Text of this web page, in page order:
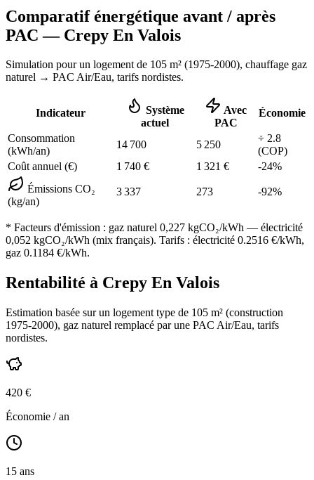
Comparatif énergétique avant / après
PAC — Crepy En Valois
Simulation pour un logement de 105 m² (1975-2000), chauffage gaz
naturel → PAC Air/Eau, tarifs nordistes.
Indicateur
Système
actuel
Avec
PAC
Économie
Consommation
(kWh/an)
14 700 5 250
÷ 2.8
(COP)
Coût annuel (€)
1 740 € 1 321 € -24%
Émissions CO₂
(kg/an)
3 337 273 -92%
* Facteurs d'émission : gaz naturel 0,227 kgCO₂/kWh — électricité
0,052 kgCO₂/kWh (mix français). Tarifs : électricité 0.2516 €/kWh,
gaz 0.1184 €/kWh.
Rentabilité à Crepy En Valois
Estimation basée sur un logement type de 105 m² (construction
1975-2000), gaz naturel remplacé par une PAC Air/Eau, tarifs
nordistes.
420 €
Économie / an
15 ans